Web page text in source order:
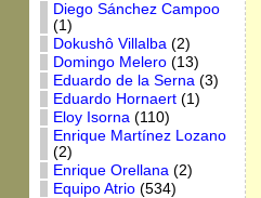
Diego Sánchez Campoo
(1)
Dokushô Villalba(2)
Domingo Melero(13)
Eduardo de la Serna(3)
Eduardo Hornaert(1)
Eloy Isorna(110)
Enrique Martínez Lozano
(2)
Enrique Orellana(2)
Equipo Atrio(534)